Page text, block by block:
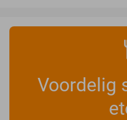
Voordelig